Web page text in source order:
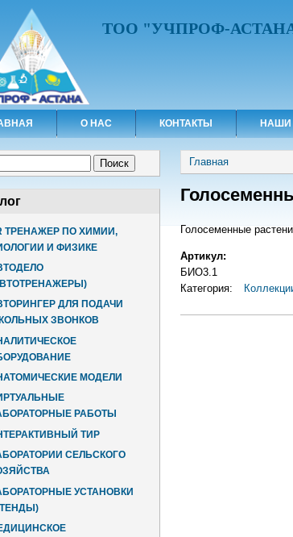
ТОО "УЧПРОФ-
О НАС КОНТАКТЫ НАШИ
ТРЕНАЖЕР ПО ХИМИИ,
И ФИЗИКЕ
ДЛЯ ПОДАЧИ
ЗВОНКОВ
МОДЕЛИ
РАБОТЫ
ТИР
СЕЛЬСКОГО
УСТАНОВКИ
Вы здесь
Главная
Голосеменные
Артикул:
БИО3.1
Категория: